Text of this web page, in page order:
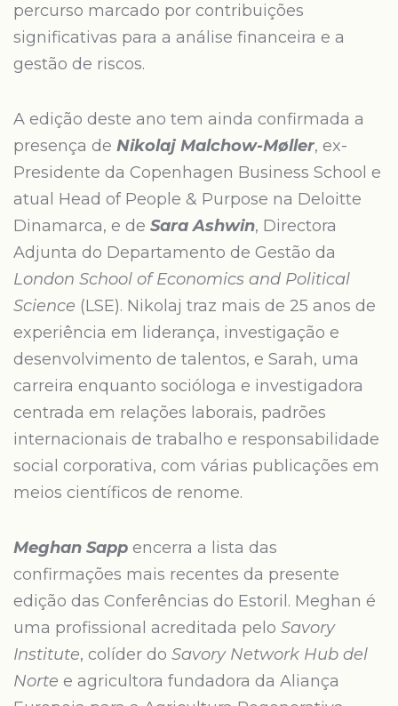
percurso marcado por contribuições
significativas para a análise financeira e a
gestão de riscos.
A edição deste ano tem ainda confirmada a
presença de Nikolaj Malchow-Møller, ex-
Presidente da Copenhagen Business School e
atual Head of People & Purpose na Deloitte
Dinamarca, e de Sara Ashwin, Directora
Adjunta do Departamento de Gestão da
London School of Economics and Political
Science (LSE). Nikolaj traz mais de 25 anos de
experiência em liderança, investigação e
desenvolvimento de talentos, e Sarah, uma
carreira enquanto socióloga e investigadora
centrada em relações laborais, padrões
internacionais de trabalho e responsabilidade
social corporativa, com várias publicações em
meios científicos de renome.
Meghan Sapp encerra a lista das
confirmações mais recentes da presente
edição das Conferências do Estoril. Meghan é
uma profissional acreditada pelo Savory
Institute, colíder do Savory Network Hub del
Norte e agricultora fundadora da Aliança